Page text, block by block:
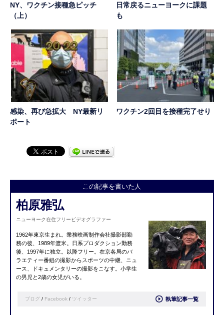
NY、ワクチン接種急ピッチ
（上）
日常戻るニューヨークに課題
も
感染、再び急拡大 NY最新リ
ポート
ワクチン2回目を接種完了せり
この記事を書いた人
柏原雅弘
ニューヨーク在住フリービデオグラファー
1962年東京生まれ。業務映画制作会社撮影部勤
務の後、1989年渡米。日系プロダクション勤務
後、1997年に独立。以降フリー。在京各局のバ
ラエティー番組の撮影からスポーツの中継、ニュ
ース、ドキュメンタリーの撮影をこなす。小学生
の男児と2歳の女児がいる。
ブログ / Facebook / ツイッター 執筆記事一覧